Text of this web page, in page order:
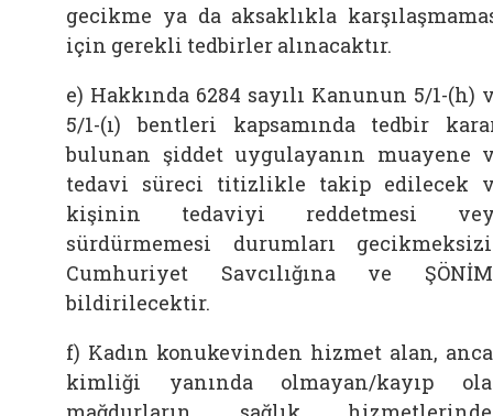
gecikme ya da aksaklıkla
için gerekli tedbirler alınacaktır.
e) Hakkında 6284 sayılı Kanunun 5/1-(h)
5/1-(ı) bentleri kapsamında tedbir
bulunan şiddet uygulayanın muayene
tedavi süreci titizlikle takip edilecek
kişinin tedaviyi reddetmesi
sürdürmemesi durumları
Cumhuriyet Savcılığına ve
bildirilecektir.
f) Kadın konukevinden hizmet alan,
kimliği yanında olmayan/kayıp